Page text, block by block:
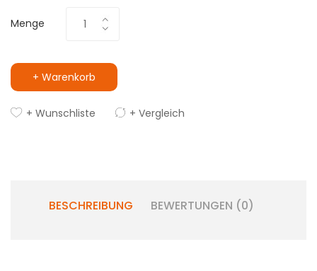
Menge
+ Warenkorb
+ Wunschliste + Vergleich
BESCHREIBUNG BEWERTUNGEN (0)